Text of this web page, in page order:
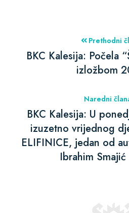
Prethodni
BKC Kalesija: Počela
izložbom
Naredni
BKC Kalesija: U
izuzetno vrijednog
ELIFINICE, jedan od
Ibrahim